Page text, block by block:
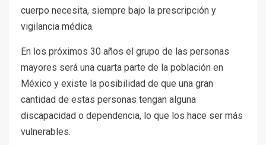
cuerpo necesita, siempre bajo la prescripción y
vigilancia médica.
En los próximos 30 años el grupo de las personas
mayores será una cuarta parte de la población en
México y existe la posibilidad de que una gran
cantidad de estas personas tengan alguna
discapacidad o dependencia, lo que los hace ser más
vulnerables.